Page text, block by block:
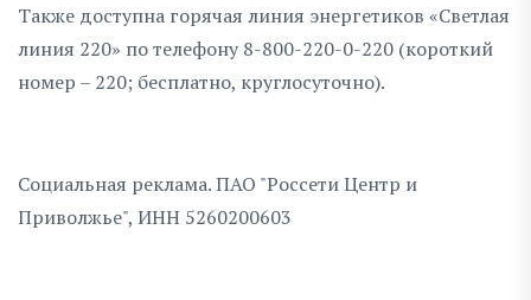
Также доступна горячая линия энергетиков «Светлая
линия 220» по телефону 8-800-220-0-220 (короткий
номер – 220; бесплатно, круглосуточно).
Социальная реклама. ПАО "Россети Центр и
Приволжье", ИНН 5260200603